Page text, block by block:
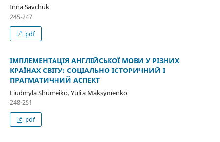
Inna Savchuk
245-247
pdf
ІМПЛЕМЕНТАЦІЯ АНГЛІЙСЬКОЇ МОВИ У РІЗНИХ
КРАЇНАХ СВІТУ: СОЦІАЛЬНО-ІСТОРИЧНИЙ І
ПРАГМАТИЧНИЙ АСПЕКТ
Liudmyla Shumeiko, Yuliia Maksymenko
248-251
pdf